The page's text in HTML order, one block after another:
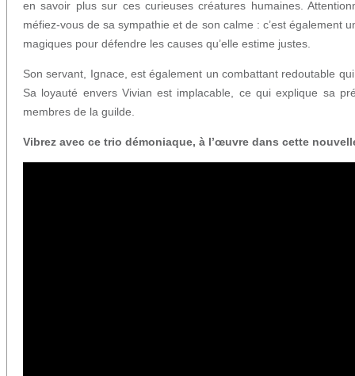
en savoir plus sur ces curieuses créatures humaines.
méfiez-vous de sa sympathie et de son calme : c’est également
magiques pour défendre les causes qu’elle estime justes.
Son servant, Ignace, est également un combattant redoutable
Sa loyauté envers Vivian est implacable, ce qui explique sa
membres de la guilde.
Vibrez avec ce trio démoniaque, à l’œuvre dans cette